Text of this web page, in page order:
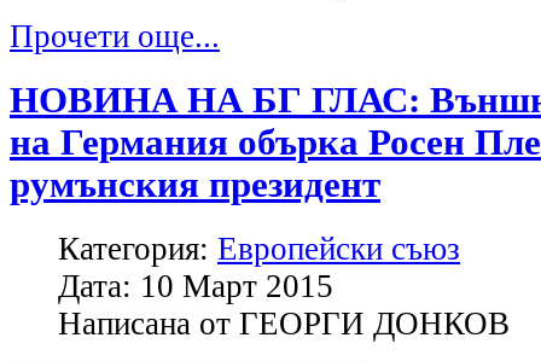
Прочети още...
НОВИНА НА БГ ГЛАС:
на Германия обърка Росен
румънския президент
Категория: Европейски съюз
Дата: 10 Март 2015
Написана от ГЕОРГИ ДОНКОВ